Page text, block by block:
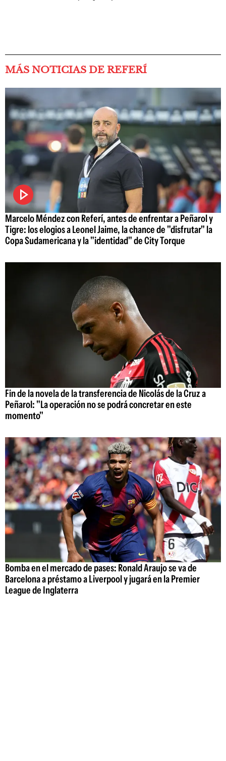
MÁS NOTICIAS DE REFERÍ
Marcelo Méndez con Referí, antes de enfrentar a Peñarol y
Tigre: los elogios a Leonel Jaime, la chance de "disfrutar" la
Copa Sudamericana y la "identidad" de City Torque
Fin de la novela de la transferencia de Nicolás de la Cruz a
Peñarol: "La operación no se podrá concretar en este
momento"
Bomba en el mercado de pases: Ronald Araujo se va de
Barcelona a préstamo a Liverpool y jugará en la Premier
League de Inglaterra